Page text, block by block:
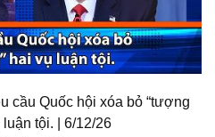
cầu Quốc hội xóa bỏ “tượng
luận tội. | 6/12/26